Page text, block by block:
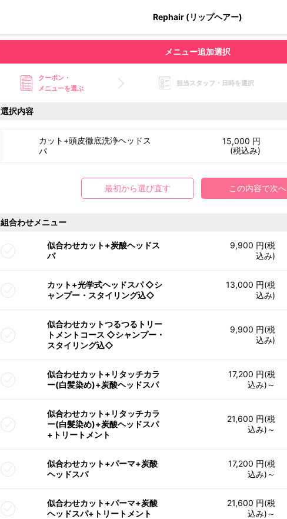
Rephair (リップヘアー)
メニュー追加選択
クーポン・
メニューを選ぶ
担当スタッフ・日時を選択
選択内容
カット+頭皮徹底洗浄ヘッドス
パ
15,000 円
(税込み)
最初から選び直す この内容で次へ
組合わせメニュー
似合わせカット+炭酸ヘッドス
パ
9,900 円(税
込み)
カット+光学式ヘッドスパ ◇シ
ャンプー・スタイリング込◇
13,000 円(税
込み)
似合わせカットつるつるトリー
トメントコース ◇シャンプー・
スタイリング込◇
9,900 円(税
込み)
似合わせカット+リタッチカラ
ー(白髪染め)+炭酸ヘッドスパ
17,200 円(税
込み)～
似合わせカット+リタッチカラ
ー(白髪染め)+炭酸ヘッドスパ
+トリートメント
21,600 円(税
込み)～
似合わせカット+パーマ+炭酸
ヘッドスパ
17,200 円(税
込み)～
似合わせカット+パーマ+炭酸
ヘッドスパ+トリートメント
21,600 円(税
込み)～